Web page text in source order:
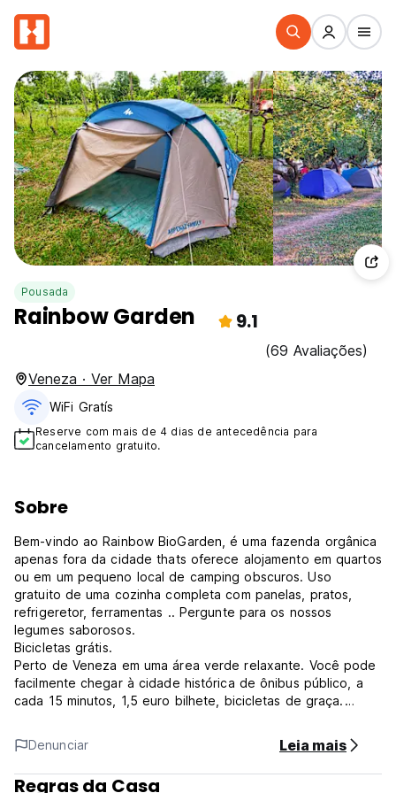
Pousada
Rainbow Garden 9.1
(69 Avaliações)
Veneza · Ver Mapa
WiFi Gratís
Reserve com mais de 4 dias de antecedência para
cancelamento gratuito.
Sobre
Bem-vindo ao Rainbow BioGarden, é uma fazenda orgânica
apenas fora da cidade thats oferece alojamento em quartos
ou em um pequeno local de camping obscuros. Uso
gratuito de uma cozinha completa com panelas, pratos,
refrigeretor, ferramentas .. Pergunte para os nossos
legumes saborosos.
Bicicletas grátis.
Perto de Veneza em uma área verde relaxante. Você pode
facilmente chegar à cidade histórica de ônibus público, a
cada 15 minutos, 1,5 euro bilhete, bicicletas de graça.
há muito para ver em Veneza e no Little maravilhoso ilhas
do norte lagoa. E os arredores são muito bonito também.
No Verão, organizamos muitos eventos noturnos com
Denunciar Leia mais
Regras da Casa